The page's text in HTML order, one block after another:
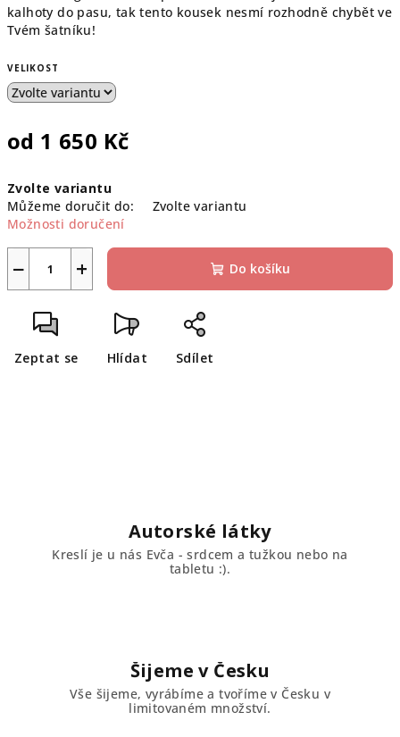
kalhoty do pasu, tak tento kousek nesmí rozhodně chybět ve
Tvém šatníku!
VELIKOST
od 1 650 Kč
cena:
Zvolte variantu
Můžeme doručit do:
Zvolte variantu
Možnosti doručení
+
− Do košíku
Zeptat se Hlídat Sdílet
Autorské látky
Kreslí je u nás Evča - srdcem a tužkou nebo na
tabletu :).
Šijeme v Česku
Vše šijeme, vyrábíme a tvoříme v Česku v
limitovaném množství.